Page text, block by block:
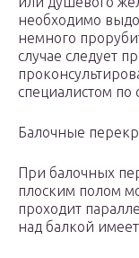
необходимо
немного
случае следует
специалистом по
Балочные
При балочных
плоским полом
проходит
над балкой